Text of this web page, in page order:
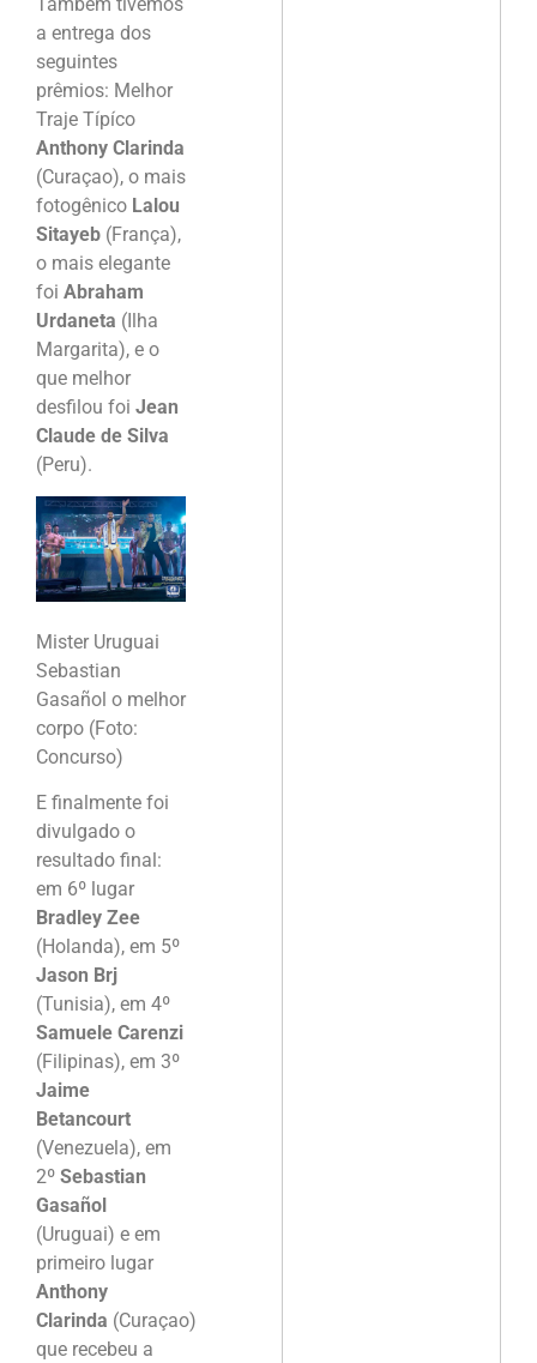
a entrega dos
seguintes
prêmios: Melhor
Traje Típíco
Anthony Clarinda
(Curaçao), o mais
fotogênico Lalou
Sitayeb (França),
o mais elegante
foi Abraham
Urdaneta (Ilha
Margarita), e o
que melhor
desfilou foi Jean
Claude de Silva
(Peru).
Mister Uruguai
Sebastian
Gasañol o melhor
corpo (Foto:
Concurso)
E finalmente foi
divulgado o
resultado final:
em 6º lugar
Bradley Zee
(Holanda), em 5º
Jason Brj
(Tunisia), em 4º
Samuele Carenzi
(Filipinas), em 3º
Jaime
Betancourt
(Venezuela), em
2º Sebastian
Gasañol
(Uruguai) e em
primeiro lugar
Anthony
Clarinda (Curaçao)
que recebeu a